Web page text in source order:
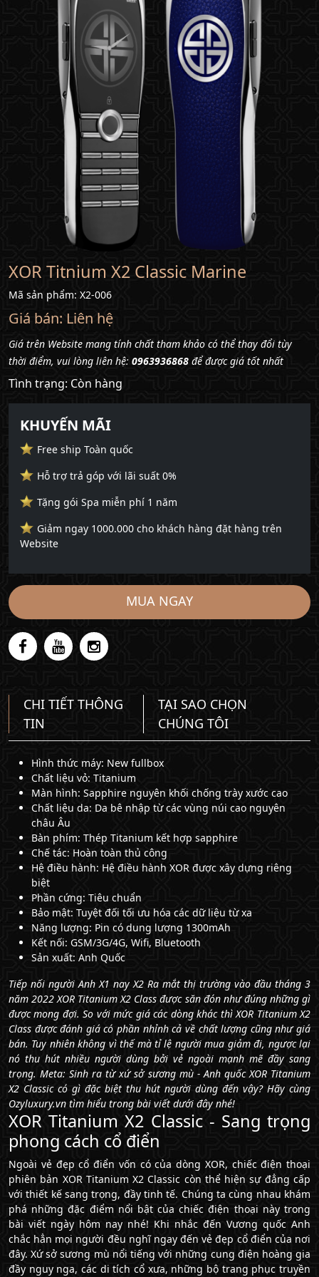
XOR Titnium X2 Classic Marine
Mã sản phẩm: X2-006
Giá bán: Liên hệ
Giá trên Website mang tính chất tham khảo có thể thay đổi tùy
thời điểm, vui lòng liên hệ: 0963936868 để được giá tốt nhất
Tình trạng: Còn hàng
KHUYẾN MÃI
Free ship Toàn quốc
Hỗ trợ trả góp với lãi suất 0%
Tặng gói Spa miễn phí 1 năm
Giảm ngay 1000.000 cho khách hàng đặt hàng trên
Website
MUA NGAY
CHI TIẾT THÔNG
TIN
TẠI SAO CHỌN
CHÚNG TÔI
Hình thức máy: New fullbox
Chất liệu vỏ: Titanium
Màn hình: Sapphire nguyên khối chống trày xước cao
Chất liệu da: Da bê nhập từ các vùng núi cao nguyên
châu Âu
Bàn phím: Thép Titanium kết hợp sapphire
Chế tác: Hoàn toàn thủ công
Hệ điều hành: Hệ điều hành XOR được xây dựng riêng
biệt
Phần cứng: Tiêu chuẩn
Bảo mật: Tuyệt đối tối ưu hóa các dữ liệu từ xa
Năng lượng: Pin có dung lượng 1300mAh
Kết nối: GSM/3G/4G, Wifi, Bluetooth
Sản xuất: Anh Quốc
Tiếp nối người Anh X1 nay X2 Ra mắt thị trường vào đầu tháng 3
năm 2022 XOR Titanium X2 Class được săn đón như đúng những gì
được mong đợi. So với mức giá các dòng khác thì XOR Titanium X2
Class được đánh giá có phần nhỉnh cả về chất lượng cũng như giá
bán. Tuy nhiên không vì thế mà tỉ lệ người mua giảm đi, ngược lại
nó thu hút nhiều người dùng bởi vẻ ngoài mạnh mẽ đầy sang
trọng. Meta: Sinh ra từ xứ sở sương mù - Anh quốc XOR Titanium
X2 Classic có gì đặc biệt thu hút người dùng đến vậy? Hãy cùng
Ozyluxury.vn tìm hiểu trong bài viết dưới đây nhé!
XOR Titanium X2 Classic - Sang trọng
phong cách cổ điển
Ngoài vẻ đẹp cổ điển vốn có của dòng XOR, chiếc điện thoại
phiên bản XOR Titanium X2 Classic còn thể hiện sự đẳng cấp
với thiết kế sang trọng, đầy tinh tế. Chúng ta cùng nhau khám
phá những đặc điểm nổi bật của chiếc điện thoại này trong
bài viết ngày hôm nay nhé! Khi nhắc đến Vương quốc Anh
chắc hẳn mọi người đều nghĩ ngay đến vẻ đẹp cổ điển của nơi
đây. Xứ sở sương mù nổi tiếng với những cung điện hoàng gia
đầy nguy nga, các di tích cổ xưa, những bộ trang phục truyền